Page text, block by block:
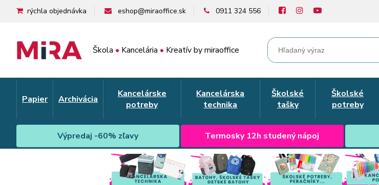
Škola • Kancelária • Kreatív by miraoffice
rýchla objednávka eshop@miraoffice.sk 0911 324 556
Papier Archivácia
Kancelárske
potreby
Kancelárska
technika
Školské
tašky
Školské
potreby
Výpredaj -60% zľavy Termosky 12h studený nápoj